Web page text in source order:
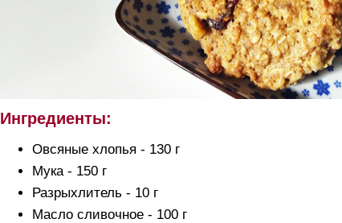
Ингредиенты:
Овсяные хлопья - 130 г
Мука - 150 г
Разрыхлитель - 10 г
Масло сливочное - 100 г